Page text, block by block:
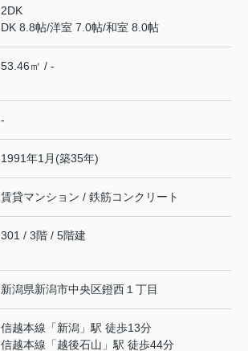
2DK
DK 8.8帖/洋室 7.0帖/和室 8.0帖
53.46㎡ / -
-
1991年1月(築35年)
賃貸マンション / 鉄筋コンクリート
301 / 3階 / 5階建
新潟県新潟市中央区鐙西 １丁目
信越本線 「新潟 」駅 徒歩13分
信越本線 「越後石山 」駅 徒歩44分